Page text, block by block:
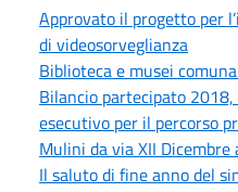
Approvato il progetto per
di videosorveglianza
Biblioteca e musei
Bilancio partecipato
esecutivo per il percorso
Mulini da via XII Dicembre
Il saluto di fine anno del